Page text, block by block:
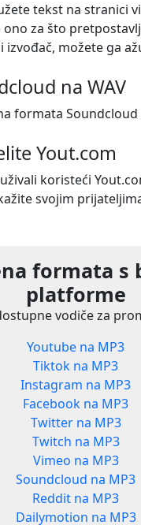
tekst na stranici
ono za što
izvođač, možete ga
na WAV
formata Soundcloud
Yout.com
koristeći
svojim
formata s
platforme
vodiče za
Youtube na MP3
Tiktok na MP3
Instagram na MP3
Facebook na MP3
Twitter na MP3
Twitch na MP3
Vimeo na MP3
Soundcloud na MP3
Reddit na MP3
Dailymotion na MP3